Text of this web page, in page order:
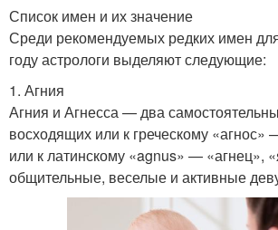
Список имен и их значение
Среди рекомендуемых редких имен
году астрологи выделяют следующие:
1. Агния
Агния и Агнесса — два
восходящих или к греческому «агнос»
или к латинскому «agnus» — «агнец»,
общительные, веселые и активные